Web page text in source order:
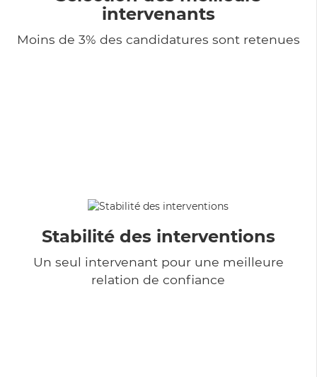
intervenants
Moins de 3% des candidatures sont retenues
Stabilité des interventions
Un seul intervenant pour une meilleure
relation de confiance